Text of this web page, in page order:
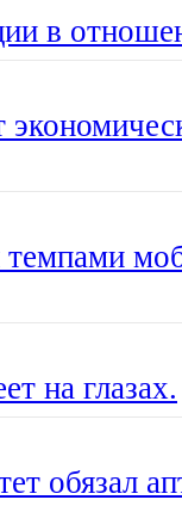
в
на глазах.
обязал